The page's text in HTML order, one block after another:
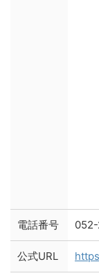
電話番号
公式URL